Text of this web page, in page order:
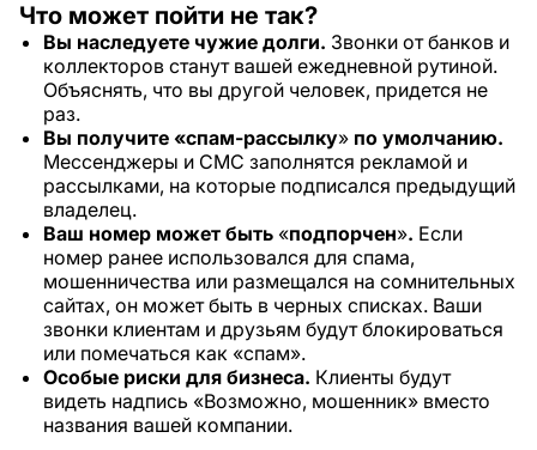
Что может пойти не так?
Вы наследуете чужие долги. Звонки от банков и
коллекторов станут вашей ежедневной рутиной.
Объяснять, что вы другой человек, придется не
раз.
Вы получите «спам-рассылку» по умолчанию.
Мессенджеры и СМС заполнятся рекламой и
рассылками, на которые подписался предыдущий
владелец.
Ваш номер может быть «подпорчен». Если
номер ранее использовался для спама,
мошенничества или размещался на сомнительных
сайтах, он может быть в черных списках. Ваши
звонки клиентам и друзьям будут блокироваться
или помечаться как «спам».
Особые риски для бизнеса. Клиенты будут
видеть надпись «Возможно, мошенник» вместо
названия вашей компании.